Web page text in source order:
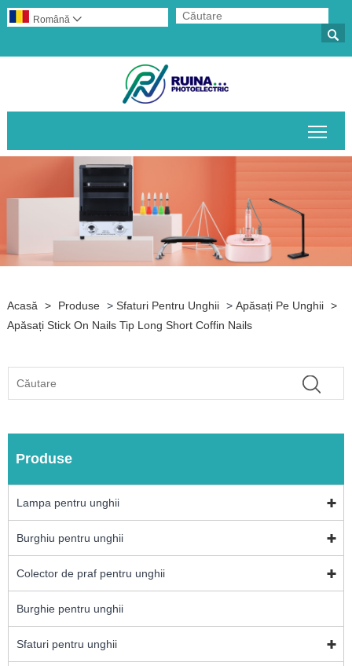

Română 
Acasă > Produse > Sfaturi Pentru Unghii > Apăsați Pe Unghii >
Apăsați Stick On Nails Tip Long Short Coffin Nails
Produse
Lampa pentru unghii
Burghiu pentru unghii
Colector de praf pentru unghii
Burghie pentru unghii
Sfaturi pentru unghii